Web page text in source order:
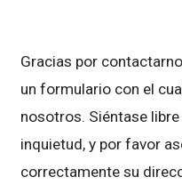
Gracias por
un formulario con el
nosotros. Siéntase
inquietud, y por favor
correctamente su